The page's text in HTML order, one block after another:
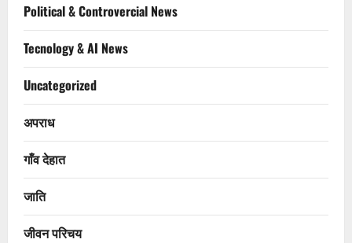
Political & Controvercial News
Tecnology & AI News
Uncategorized
अपराध
गाँव देहात
जाति
जीवन परिचय